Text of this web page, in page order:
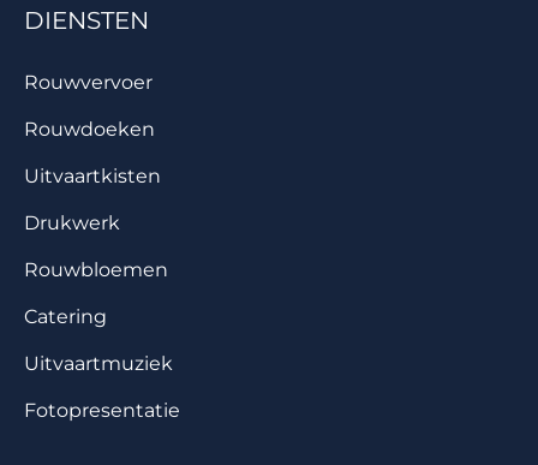
DIENSTEN
Rouwvervoer
Rouwdoeken
Uitvaartkisten
Drukwerk
Rouwbloemen
Catering
Uitvaartmuziek
Fotopresentatie